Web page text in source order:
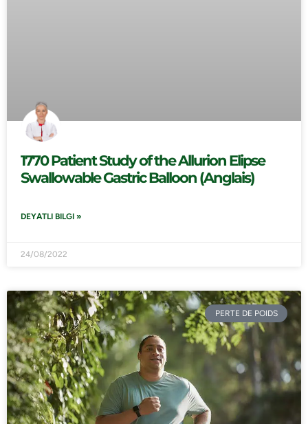
1770 Patient Study of the Allurion Elipse
Swallowable Gastric Balloon (Anglais)
DEYATLI BILGI »
24/08/2022
PERTE DE POIDS